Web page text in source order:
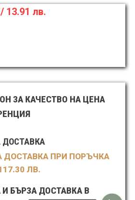
/ 13.91 лв.
ЗА КАЧЕСТВО НА ЦЕНА
ДОСТАВКА
ДОСТАВКА ПРИ ПОРЪЧКА
ЛВ.
БЪРЗА ДОСТАВКА В